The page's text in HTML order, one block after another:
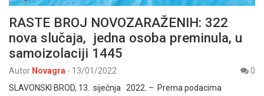
RASTE BROJ NOVOZARAŽENIH: 322
nova slučaja, jedna osoba preminula, u
samoizolaciji 1445
Autor Novagra - 13/01/2022
0
SLAVONSKI BROD, 13. siječnja 2022. – Prema podacima